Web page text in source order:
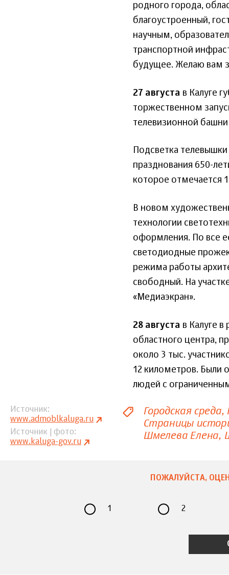
родного города,
благоустроенный,
научным,
транспортной
будущее. Желаю вам
27 августа в Калуге
торжественном
телевизионной
Подсветка
празднования 650-
которое отмечается
В новом
технологии
оформления. По все
светодиодные
режима работы
свободный. На
«Медиаэкран».
28 августа в Калуге
областного центра,
около 3 тыс.
12 километров. Были
людей с
Источник
www.admoblkaluga.ru
Источник | фото
www.kaluga-gov.ru
Городская среда
Страницы
Шмелева Елена
ПОЖАЛУЙСТА,
1 2